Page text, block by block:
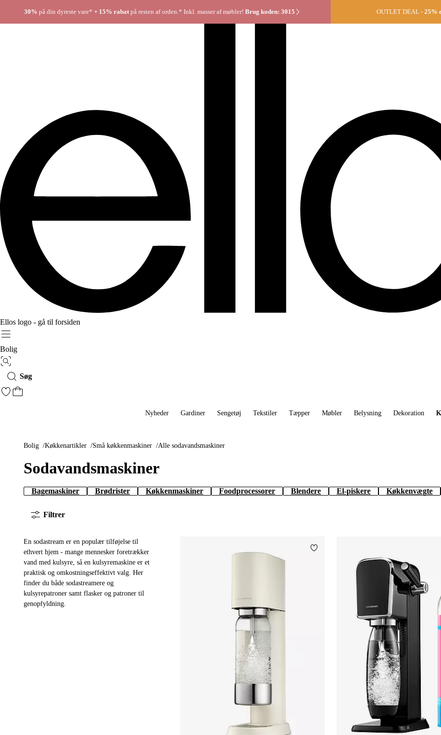
30% på din dyreste vare* + 15% rabat på resten af orden.* Inkl. masser af møbler! Brug koden: 3015 OUTLET DEAL - 25%
Ellos logo - gå til forsiden
Menu
Bolig
Billedsøgning
Søg
Gå til favoritmarkerede produkter
Gå til indkøbskurven
Nyheder Gardiner Sengetøj Tekstiler Tæpper Møbler Belysning Dekoration
Bolig Køkkenartikler Små køkkenmaskiner Alle sodavandsmaskiner
Sodavandsmaskiner
Bagemaskiner Brødrister Køkkenmaskiner Foodprocessorer Blendere El-piskere Køkkenvægte
Filtrer
En sodastream er en populær tilføjelse til
ethvert hjem - mange mennesker foretrækker
vand med kulsyre, så en kulsyremaskine er et
praktisk og omkostningseffektivt valg. Her
finder du både sodastreamere og
kulsyrepatroner samt flasker og patroner til
genopfyldning.
Tilføj til favoritter